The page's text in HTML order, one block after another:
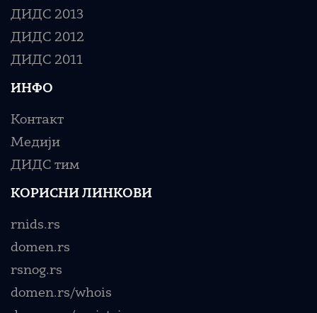
ДИДС 2013
ДИДС 2012
ДИДС 2011
ИНФО
Контакт
Медији
ДИДС тим
КОРИСНИ ЛИНКОВИ
rnids.rs
domen.rs
rsnog.rs
domen.rs/whois